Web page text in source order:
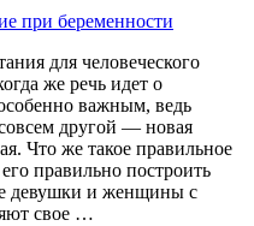
для человеческого
же речь идет о
важным, ведь
другой — новая
Что же такое правильное
правильно построить
девушки и женщины с
свое …